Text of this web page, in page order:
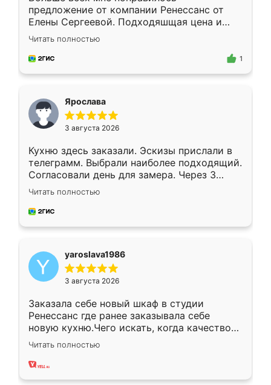
предложение от компании Ренессанс от
Елены Сергеевой. Подходяшщая цена и
короткие сроки изготовления. Приехавший
для замера сотрудник Владислав
предложил по моему эскизу самый
Читать полностью
1
Ярослава
3 августа 2026
Кухню здесь заказали. Эскизы прислали в
телеграмм. Выбрали наиболее подходящий.
Согласовали день для замера. Через 3
недели кухня была уже готова. Остались
довольны работой. Спасибо Ренессанс
мебель за качественную работу!
Читать полностью
yaroslava1986
3 августа 2026
Заказала себе новый шкаф в студии
Ренессанс где ранее заказывала себе
новую кухню.Чего искать, когда качеством
вполне довольна. Служит кухня уже почти
два года, нареканий нет.
Читать полностью